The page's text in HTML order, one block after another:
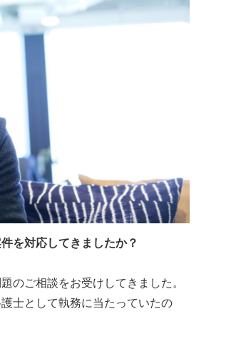
を対応してきましたか？
のご相談をお受けしてきました。
士として執務に当たっていたの